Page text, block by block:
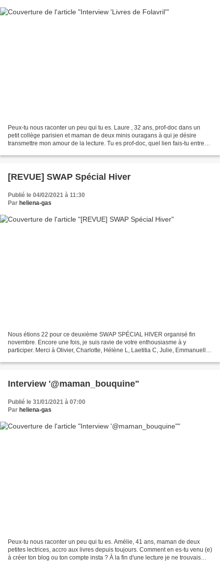
Peux-tu nous raconter un peu qui tu es. Laure , 32 ans, prof-doc dans un
petit collège parisien et maman de deux minis ouragans à qui je désire
transmettre mon amour de la lecture. Tu es prof-doc, quel lien fais-tu entre
[REVUE] SWAP Spécial Hiver
Publié le 04/02/2021 à 11:30
Par heliena-gas
Nous étions 22 pour ce deuxième SWAP SPÉCIAL HIVER organisé fin
novembre. Encore une fois, je suis ravie de votre enthousiasme à y
participer. Merci à Olivier, Charlotte, Hélène L, Laetitia C, Julie, Emmanuelle,
Interview '@maman_bouquine"
Publié le 31/01/2021 à 07:00
Par heliena-gas
Peux-tu nous raconter un peu qui tu es. Amélie, 41 ans, maman de deux
petites lectrices, accro aux livres depuis toujours. Comment en es-tu venu (e)
à créer ton blog ou ton compte insta ? À la fin d'une lecture je ne trouvais